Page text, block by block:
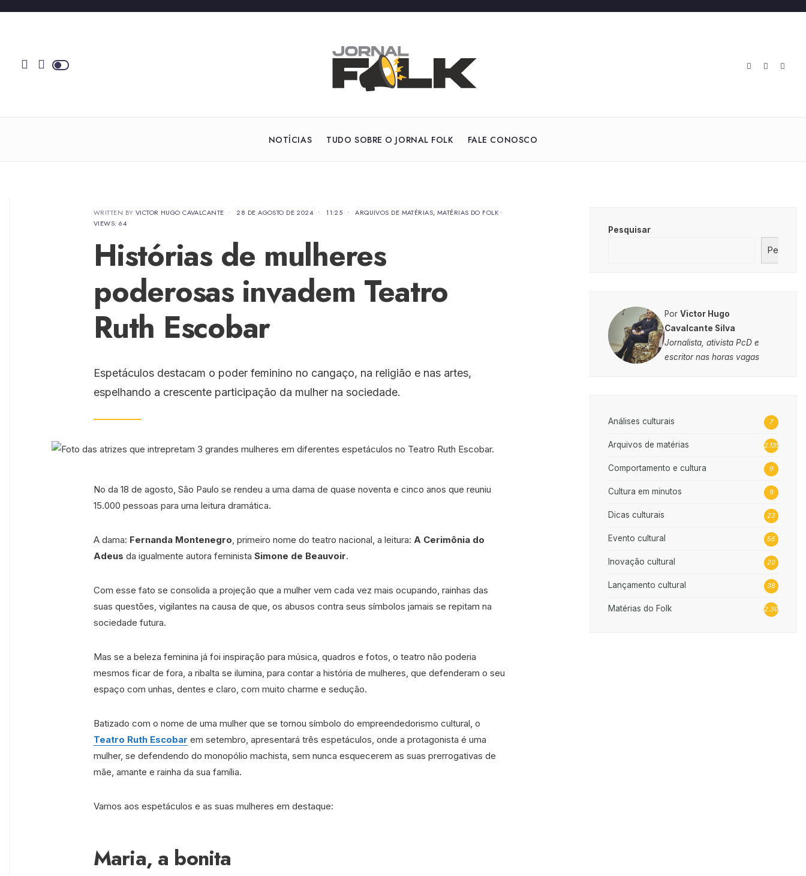
NOTÍCIAS TUDO SOBRE O JORNAL FOLK FALE CONOSCO
WRITTEN BY VICTOR HUGO CAVALCANTE • 28 DE AGOSTO DE 2024 • 11:25 • ARQUIVOS DE MATÉRIAS, MATÉRIAS DO FOLK •
VIEWS: 64
Histórias de mulheres
poderosas invadem Teatro
Ruth Escobar
Espetáculos destacam o poder feminino no cangaço, na religião e nas artes,
espelhando a crescente participação da mulher na sociedade.
No da 18 de agosto, São Paulo se rendeu a uma dama de quase noventa e cinco anos que reuniu
15.000 pessoas para uma leitura dramática.
A dama: Fernanda Montenegro, primeiro nome do teatro nacional, a leitura: A Cerimônia do
Adeus da igualmente autora feminista Simone de Beauvoir.
Com esse fato se consolida a projeção que a mulher vem cada vez mais ocupando, rainhas das
suas questões, vigilantes na causa de que, os abusos contra seus símbolos jamais se repitam na
sociedade futura.
Mas se a beleza feminina já foi inspiração para música, quadros e fotos, o teatro não poderia
mesmos ficar de fora, a ribalta se ilumina, para contar a história de mulheres, que defenderam o seu
espaço com unhas, dentes e claro, com muito charme e sedução.
Batizado com o nome de uma mulher que se tornou símbolo do empreendedorismo cultural, o
Teatro Ruth Escobar em setembro, apresentará três espetáculos, onde a protagonista é uma
mulher, se defendendo do monopólio machista, sem nunca esquecerem as suas prerrogativas de
mãe, amante e rainha da sua família.
Vamos aos espetáculos e as suas mulheres em destaque:
Maria, a bonita
Pesquisar
PorVictor Hugo
Cavalcante Silva
Jornalista, ativista PcD e
escritor nas horas vagas
Análises culturais 7
Arquivos de matérias 2.135
Comportamento e cultura 9
Cultura em minutos 9
Dicas culturais 23
Evento cultural 56
Inovação cultural 20
Lançamento cultural 38
Matérias do Folk 2.302